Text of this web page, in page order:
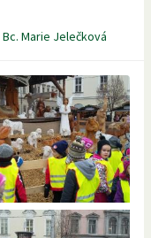
Bc. Marie Jelečková